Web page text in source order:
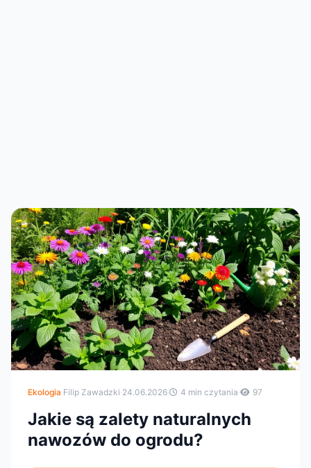
Ekologia·Filip Zawadzki·24.06.2026· 4 min czytania· 97
Jakie są zalety naturalnych
nawozów do ogrodu?